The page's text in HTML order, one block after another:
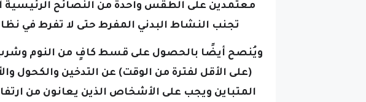
معتمدين على الطقس واحدة من النصائح الرئيسية
تجنب النشاط البدني المفرط حتى لا تفرط في
ويُنصح أيضًا بالحصول على قسط كافٍ من النوم وشرب
(على الأقل لفترة من الوقت) عن التدخين والكحول
المتباين ويجب على الأشخاص الذين يعانون من